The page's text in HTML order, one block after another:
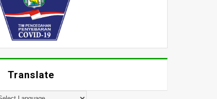
Translate